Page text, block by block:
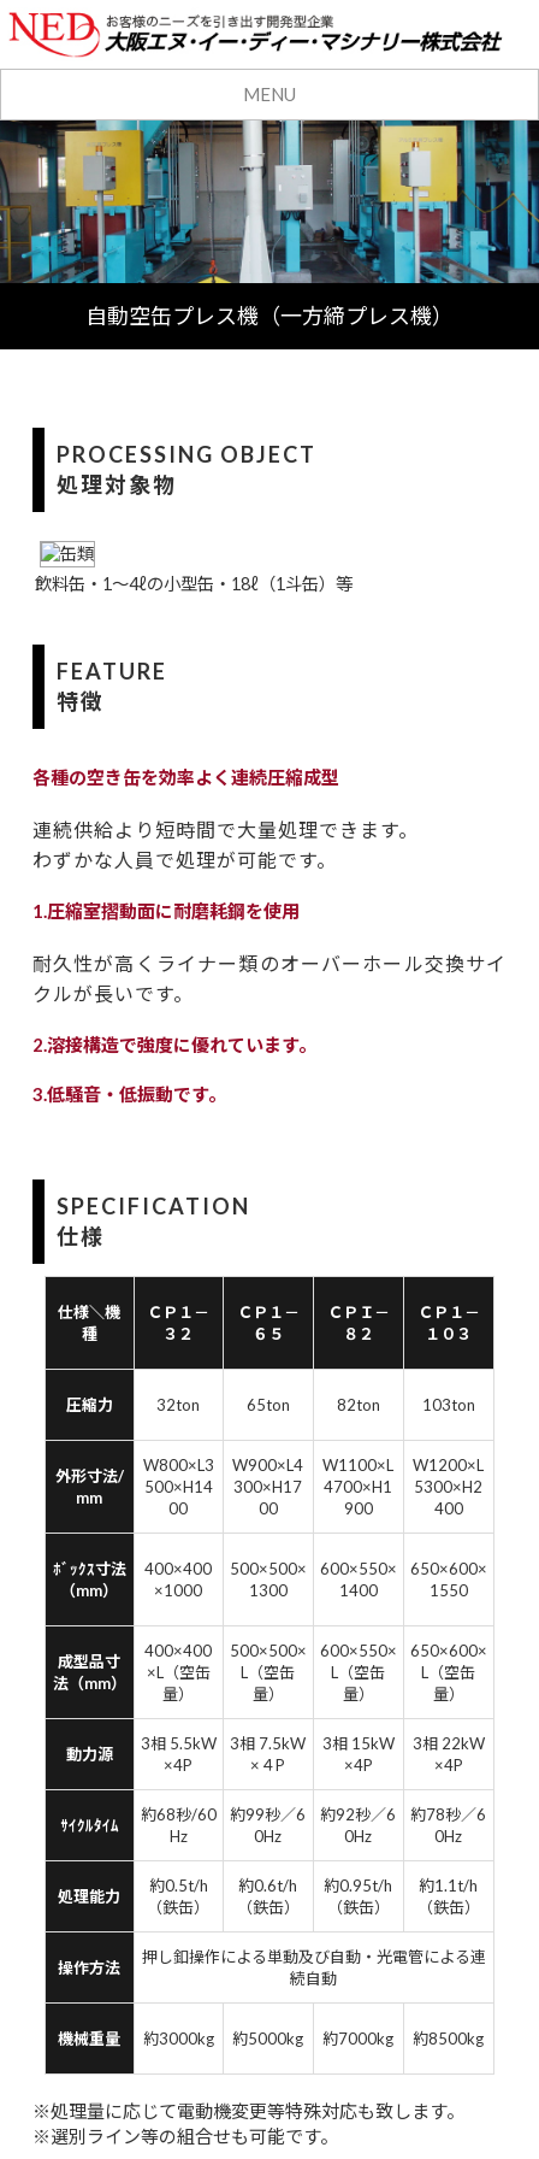
MENU
自動空缶プレス機（一方締プレス機）
PROCESSING OBJECT
処理対象物
飲料缶・1～4ℓの小型缶・18ℓ（1斗缶）等
FEATURE
特徴
各種の空き缶を効率よく連続圧縮成型
連続供給より短時間で大量処理できます。
わずかな人員で処理が可能です。
1.圧縮室摺動面に耐磨耗鋼を使用
耐久性が高くライナー類のオーバーホール交換サイ
クルが長いです。
2.溶接構造で強度に優れています。
3.低騒音・低振動です。
SPECIFICATION
仕様
仕様＼機
種
ＣＰ１－
３２
ＣＰ１－
６５
ＣＰＩ－
８２
ＣＰ１－
１０３
圧縮力 32ton 65ton 82ton 103ton
外形寸法/
mm
W800×L3
500×H14
00
W900×L4
300×H17
00
W1100×L
4700×H1
900
W1200×L
5300×H2
400
ﾎﾞｯｸｽ寸法
（mm）
400×400
×1000
500×500×
1300
600×550×
1400
650×600×
1550
成型品寸
法（mm）
400×400
×L（空缶
量）
500×500×
L（空缶
量）
600×550×
L（空缶
量）
650×600×
L（空缶
量）
動力源
3相 5.5kW
×4P
3相 7.5kW
×４P
3相 15kW
×4P
3相 22kW
×4P
ｻｲｸﾙﾀｲﾑ
約68秒/60
Hz
約99秒／6
0Hz
約92秒／6
0Hz
約78秒／6
0Hz
処理能力
約0.5t/h
（鉄缶）
約0.6t/h
（鉄缶）
約0.95t/h
（鉄缶）
約1.1t/h
（鉄缶）
操作方法
押し釦操作による単動及び自動・光電管による連
続自動
機械重量 約3000kg 約5000kg 約7000kg 約8500kg
※処理量に応じて電動機変更等特殊対応も致します。
※選別ライン等の組合せも可能です。